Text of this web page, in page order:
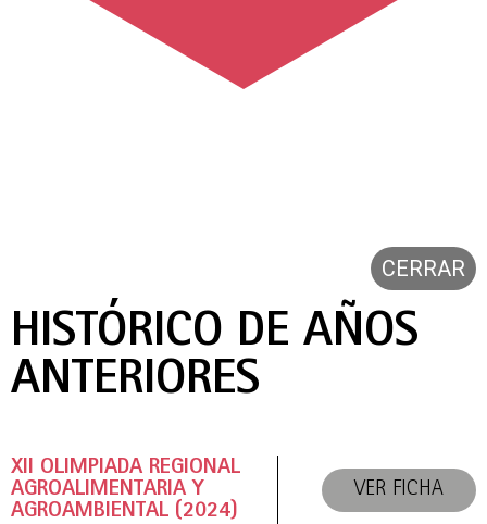
CERRAR
HISTÓRICO DE AÑOS
ANTERIORES
XII OLIMPIADA REGIONAL
AGROALIMENTARIA Y
AGROAMBIENTAL (2024)
VER FICHA